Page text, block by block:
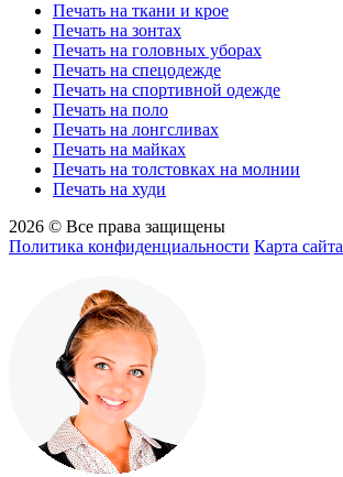
Печать на ткани и крое
Печать на зонтах
Печать на головных уборах
Печать на спецодежде
Печать на спортивной одежде
Печать на поло
Печать на лонгсливах
Печать на майках
Печать на толстовках на молнии
Печать на худи
2026 © Все права защищены
Политика конфиденциальности Карта сайта